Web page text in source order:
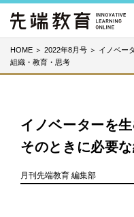
HOME ＞ 2022年8月号 ＞ イノベー
組織・教育・思考
イノベーターを
そのときに必要
月刊先端教育 編集部